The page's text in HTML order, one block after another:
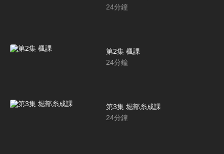
24分鐘
第2集 楓課
24分鐘
第3集 堀部糸成課
24分鐘